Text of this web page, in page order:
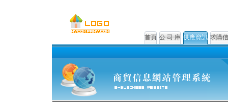
首頁 公 司 庫 供應資訊 求購